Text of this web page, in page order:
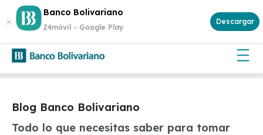
Banco Bolivariano
24móvil - Google Play
Descargar
¡Gana $500 cada semana!Abre tu cuenta y participa.Aplican
términos y condiciones
Blog Banco Bolivariano
Todo lo que necesitas saber para tomar